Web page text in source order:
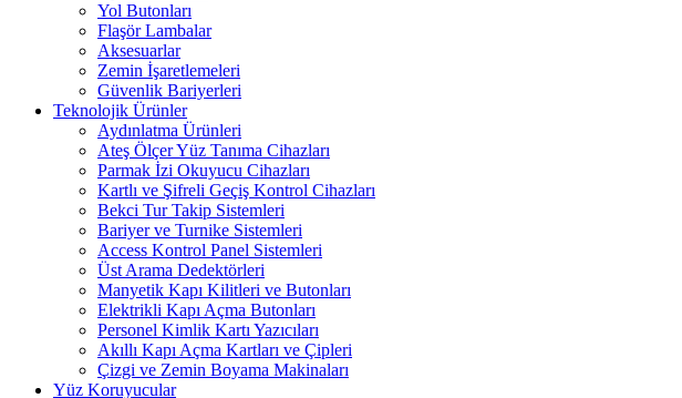
Yol Butonları
Flaşör Lambalar
Aksesuarlar
Zemin İşaretlemeleri
Güvenlik Bariyerleri
Teknolojik Ürünler
Aydınlatma Ürünleri
Ateş Ölçer Yüz Tanıma Cihazları
Parmak İzi Okuyucu Cihazları
Kartlı ve Şifreli Geçiş Kontrol Cihazları
Bekci Tur Takip Sistemleri
Bariyer ve Turnike Sistemleri
Access Kontrol Panel Sistemleri
Üst Arama Dedektörleri
Manyetik Kapı Kilitleri ve Butonları
Elektrikli Kapı Açma Butonları
Personel Kimlik Kartı Yazıcıları
Akıllı Kapı Açma Kartları ve Çipleri
Çizgi ve Zemin Boyama Makinaları
Yüz Koruyucular